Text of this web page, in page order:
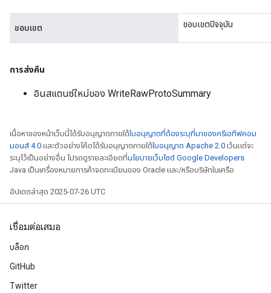
ขอบเขต ขอบเขตปัจจุบัน
การส่งคืน
อินสแตนซ์ใหม่ของ WriteRawProtoSummary
เนื้อหาของหน้าเว็บนี้ได้รับอนุญาตภายใต้ใบอนุญาตที่ต้องระบุที่มาของครีเอทีฟคอม
มอนส์ 4.0 และตัวอย่างโค้ดได้รับอนุญาตภายใต้ใบอนุญาต Apache 2.0 เว้นแต่จะ
ระบุไว้เป็นอย่างอื่น โปรดดูรายละเอียดที่นโยบายเว็บไซต์ Google Developers
Java เป็นเครื่องหมายการค้าจดทะเบียนของ Oracle และ/หรือบริษัทในเครือ
อัปเดตล่าสุด 2025-07-26 UTC
เชื่อมต่อเสมอ
บล็อก
GitHub
Twitter